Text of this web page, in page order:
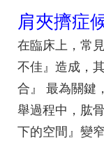
肩夾擠症
在臨床上，常
不佳』造成，
合』 最為關鍵
舉過程中，肱
下的空間 』變窄